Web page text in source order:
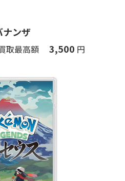
ナンザ
取最高額 3,500 円